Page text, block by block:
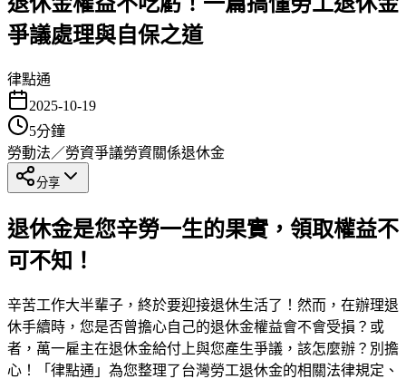
爭議處理與自保之道
律點通
2025-10-19
5分鐘
勞動法／勞資爭議勞資關係退休金
分享
退休金是您辛勞一生的果實，領取權益不
可不知！
辛苦工作大半輩子，終於要迎接退休生活了！然而，在辦理退
休手續時，您是否曾擔心自己的退休金權益會不會受損？或
者，萬一雇主在退休金給付上與您產生爭議，該怎麼辦？別擔
心！「律點通」為您整理了台灣勞工退休金的相關法律規定、